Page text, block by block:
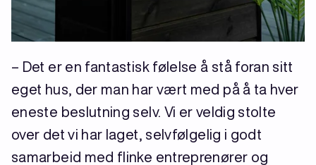
– Det er en fantastisk følelse å stå foran sitt
eget hus, der man har vært med på å ta hver
eneste beslutning selv. Vi er veldig stolte
over det vi har laget, selvfølgelig i godt
samarbeid med flinke entreprenører og